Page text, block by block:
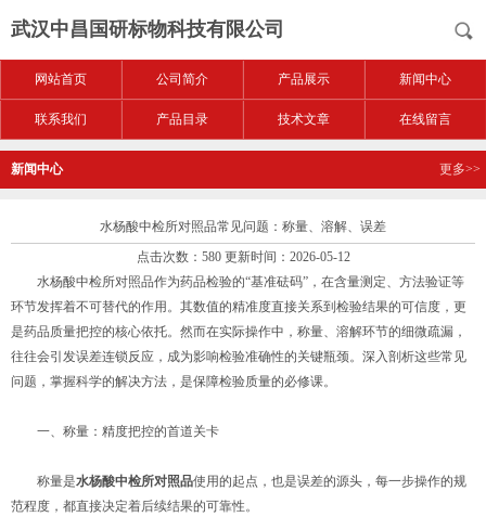
武汉中昌国研标物科技有限公司
网站首页 公司简介 产品展示 新闻中心
联系我们 产品目录 技术文章 在线留言
新闻中心 更多>>
水杨酸中检所对照品常见问题：称量、溶解、误差
点击次数：580 更新时间：2026-05-12
水杨酸中检所对照品作为药品检验的“基准砝码”，在含量测定、方法验证等
环节发挥着不可替代的作用。其数值的精准度直接关系到检验结果的可信度，更
是药品质量把控的核心依托。然而在实际操作中，称量、溶解环节的细微疏漏，
往往会引发误差连锁反应，成为影响检验准确性的关键瓶颈。深入剖析这些常见
问题，掌握科学的解决方法，是保障检验质量的必修课。
一、称量：精度把控的首道关卡
称量是水杨酸中检所对照品使用的起点，也是误差的源头，每一步操作的规
范程度，都直接决定着后续结果的可靠性。